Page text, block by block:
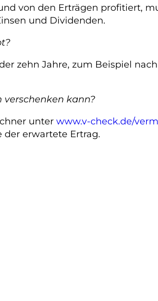
von den Erträgen profitiert,
und Dividenden.
zehn Jahre, zum Beispiel
verschenken kann?
unter www.v-check.de/
der erwartete Ertrag.